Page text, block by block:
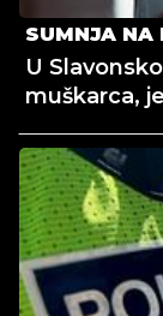
SUMNJA NA
U
muškarca,